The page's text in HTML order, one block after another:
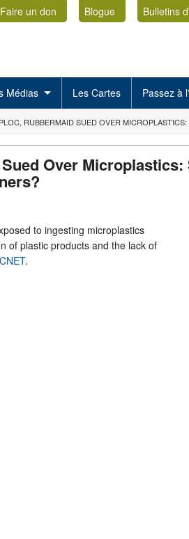
Faire un don Blogue
Bulletins
Médias Les Cartes Passez à
RUBBERMAID SUED OVER
Over Microplastics:
to ingesting microplastics
of plastic products and the lack of
.